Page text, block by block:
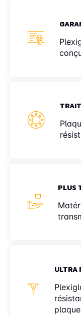
PLUS
ULTRA